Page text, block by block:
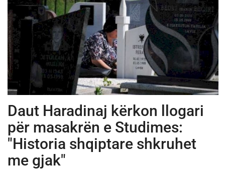
BOTA
TECH
JETA
SPORTI
SHENDETI
Daut Haradinaj kërkon llogari
për masakrën e Studimes:
"Historia shqiptare shkruhet
me gjak"